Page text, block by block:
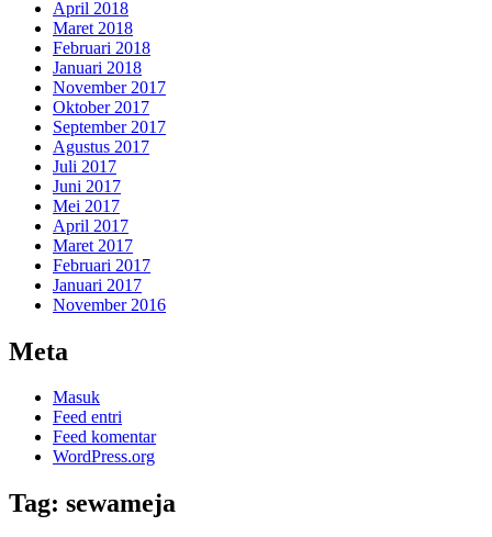
April 2018
Maret 2018
Februari 2018
Januari 2018
November 2017
Oktober 2017
September 2017
Agustus 2017
Juli 2017
Juni 2017
Mei 2017
April 2017
Maret 2017
Februari 2017
Januari 2017
November 2016
Meta
Masuk
Feed entri
Feed komentar
WordPress.org
Tag: sewameja